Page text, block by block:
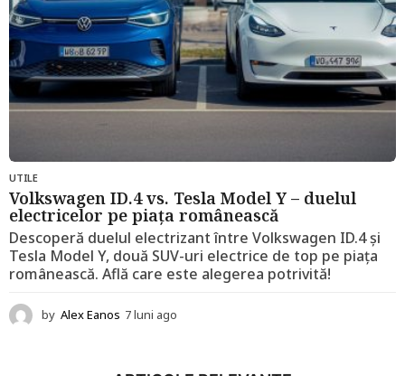
UTILE
Volkswagen ID.4 vs. Tesla Model Y – duelul
electricelor pe piața românească
Descoperă duelul electrizant între Volkswagen ID.4 și
Tesla Model Y, două SUV-uri electrice de top pe piața
românească. Află care este alegerea potrivită!
by Alex Eanos 7 luni ago